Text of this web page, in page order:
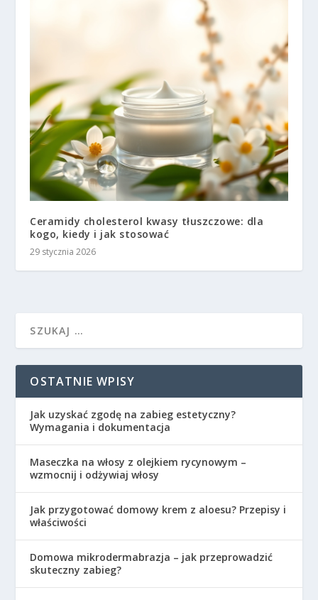
Ceramidy cholesterol kwasy tłuszczowe: dla
kogo, kiedy i jak stosować
29 stycznia 2026
OSTATNIE WPISY
Jak uzyskać zgodę na zabieg estetyczny?
Wymagania i dokumentacja
Maseczka na włosy z olejkiem rycynowym –
wzmocnij i odżywiaj włosy
Jak przygotować domowy krem z aloesu? Przepisy i
właściwości
Domowa mikrodermabrazja – jak przeprowadzić
skuteczny zabieg?